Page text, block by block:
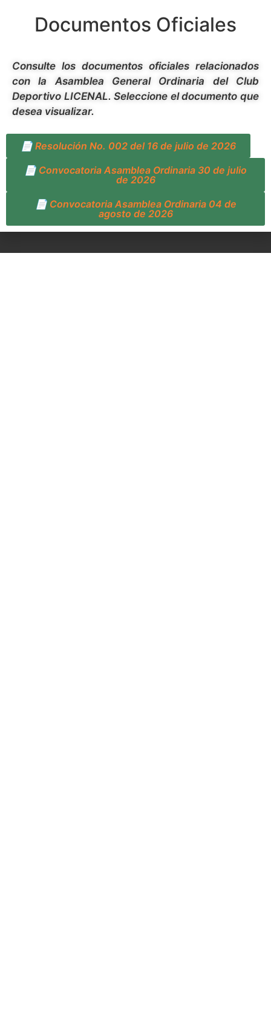
Documentos Oficiales
Consulte los documentos oficiales relacionados
con la Asamblea General Ordinaria del Club
Deportivo LICENAL. Seleccione el documento que
desea visualizar.
📄 Resolución No. 002 del 16 de julio de 2026
📄 Convocatoria Asamblea Ordinaria 30 de julio
de 2026
📄 Convocatoria Asamblea Ordinaria 04 de
agosto de 2026